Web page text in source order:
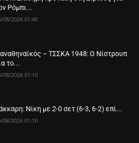
Ρόμπι...
08/2026 01:40
– ΤΣΣΚΑ 1948: Ο Νίστρουπ
το...
08/2026 01:10
Νίκη με 2-0 σετ (6-3, 6-2) επί...
08/2026 01:10